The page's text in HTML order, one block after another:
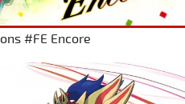
#FE Encore